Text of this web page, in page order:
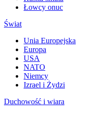
Łowcy onuc
Świat
Unia Europejska
Europa
USA
NATO
Niemcy
Izrael i Żydzi
Duchowość i wiara